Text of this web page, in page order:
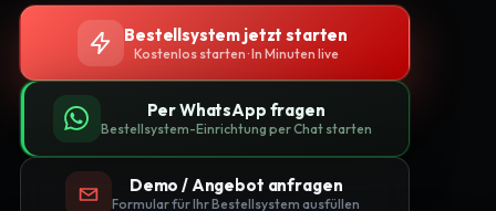
Bestellsystem jetzt starten
Kostenlos starten · In Minuten live
Per WhatsApp fragen
Bestellsystem-Einrichtung per Chat starten
Demo / Angebot anfragen
Formular für Ihr Bestellsystem ausfüllen